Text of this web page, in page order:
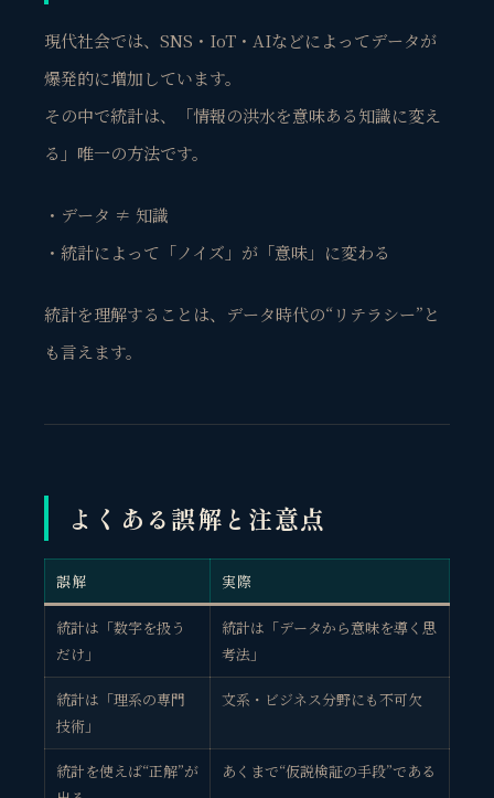
現代社会では、SNS・IoT・AIなどによってデータが
爆発的に増加しています。
その中で統計は、「情報の洪水を意味ある知識に変え
る」唯一の方法です。
・データ ≠ 知識
・統計によって「ノイズ」が「意味」に変わる
統計を理解することは、データ時代の“リテラシー”と
も言えます。
よくある誤解と注意点
誤解 実際
統計は「数字を扱う
だけ」
統計は「データから意味を導く思
考法」
統計は「理系の専門
技術」
文系・ビジネス分野にも不可欠
統計を使えば“正解”が
あくまで“仮説検証の手段”である